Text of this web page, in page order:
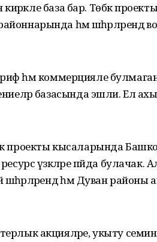
кирәкле база бар. Төбәк
һәм шәһәрләрендә
һәм коммерцияле
базасында эшли. Ел
проекты кысаларында
үзәкләре пәйда
һәм Дуван
акцияләре, укыту